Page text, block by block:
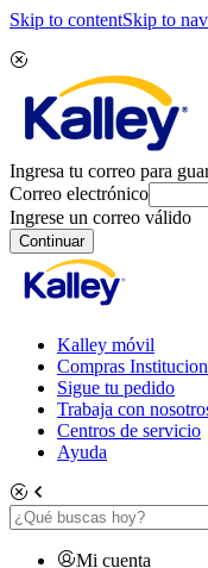
Skip to contentSkip to
Ingresa tu correo para
Correo electrónico
Ingrese un correo válido
Continuar
Kalley móvil
Compras
Sigue tu pedido
Trabaja con
Centros de servicio
Ayuda
Mi cuenta